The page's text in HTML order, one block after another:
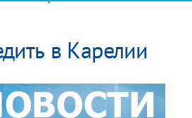
в Карелии